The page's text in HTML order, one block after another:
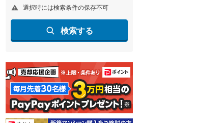
選択時には検索条件の保存不可
検索する